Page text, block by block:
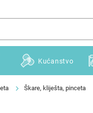
Kućanstvo
Škare, kliješta, pinceta